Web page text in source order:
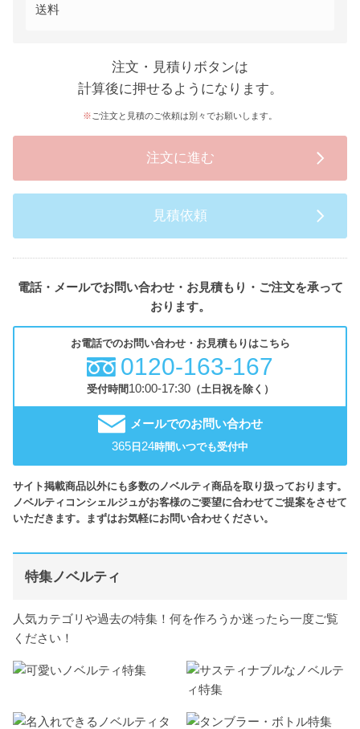
送料
注文・見積りボタンは
計算後に押せるようになります。
ご注文と見積のご依頼は別々でお願いします。
注文に進む
見積依頼
電話・メールでお問い合わせ・お見積もり・ご注文を承って
おります。
お電話でのお問い合わせ・お見積もりはこちら
0120-163-167
受付時間10:00-17:30（土日祝を除く）
メールでのお問い合わせ
365日24時間いつでも受付中
サイト掲載商品以外にも多数のノベルティ商品を取り扱っております。
ノベルティコンシェルジュがお客様のご要望に合わせてご提案をさせて
いただきます。まずはお気軽にお問い合わせください。
特集ノベルティ
人気カテゴリや過去の特集！何を作ろうか迷ったら一度ご覧
ください！